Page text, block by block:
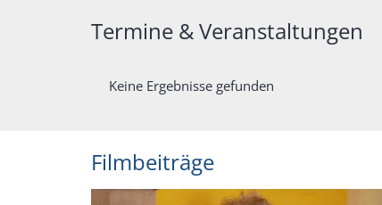
Termine & Veranstaltungen
Keine Ergebnisse gefunden
Filmbeiträge